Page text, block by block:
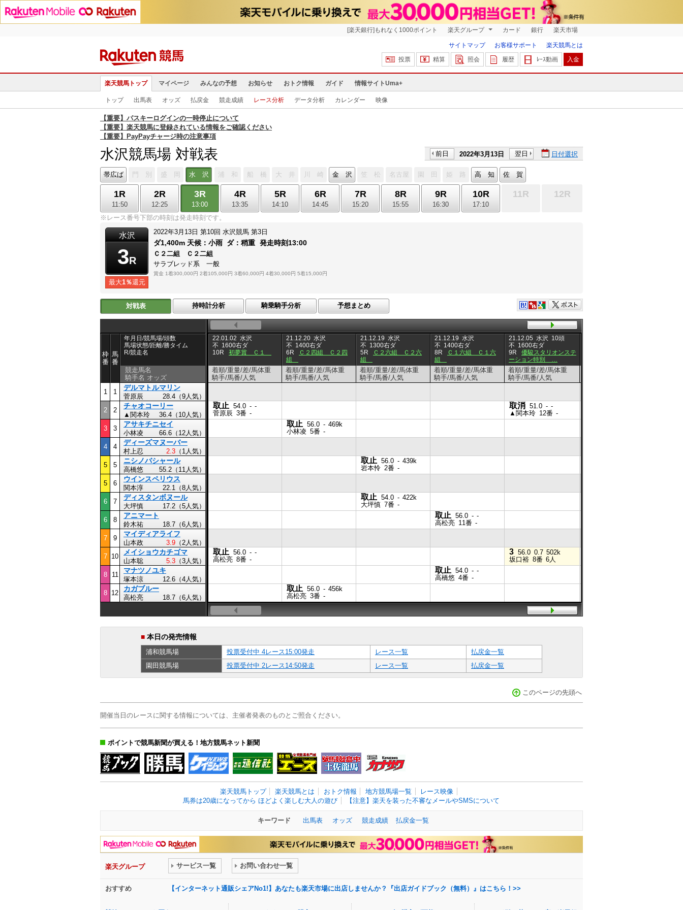
[楽天銀行]もれなく1000ポイント 楽天グループ カード 銀行 楽天市場
サイトマップ お客様サポート
楽天競馬とは
投票
精算 照会 履歴 ﾚｰｽ動画 入金
楽天競馬トップ マイページ みんなの予想 お知らせ おトク情報 ガイド 情報サイトUma+
トップ 出馬表 オッズ 払戻金 競走成績 レース分析 データ分析 カレンダー 映像
【重要】パスキーログインの一時停止について
【重要】楽天競馬に登録されている情報をご確認ください
【重要】PayPayチャージ時の注意事項
水沢競馬場 対戦表 前日 2022年3月13日 翌日 日付選択
帯広ば 門 別 盛 岡 水 沢 浦 和 船 橋 大 井 川 崎 金 沢 笠 松 名古屋 園 田 姫 路 高 知 佐 賀
1R
11:50
2R
12:25
3R
13:00
4R
13:35
5R
14:10
6R
14:45
7R
15:20
8R
15:55
9R
16:30
10R
17:10
11R 12R
※レース番号下部の時刻は発走時刻です。
水沢
3R
最大1％還元
2022年3月13日 第10回 水沢競馬 第3日
ダ1,400m 天候： 小雨 ダ：稍重 発走時刻13:00
Ｃ２二組 Ｃ２二組
サラブレッド系 一般
賞金 1着300,000円 2着105,000円 3着60,000円 4着30,000円 5着15,000円
対戦表 持時計分析 騎乗騎手分析 予想まとめ
枠
番
馬
番
年月日/競馬場/頭数
馬場状態/距離/勝タイム
R/競走名
競走馬名
騎手名 オッズ
1
1
デルマトルマリン
菅原辰
28.4（9人気）
2
2
チャオコーリー
▲関本玲
36.4（10人気）
3
3
アサキチニセイ
小林凌
66.6（12人気）
4
4
ディーズマヌーバー
村上忍 2.3 （1人気）
5
5
ニシノバシャール
高橋悠
55.2（11人気）
5
6
ウインスペリウス
関本淳
22.1（8人気）
6
7
ディスタンボヌール
大坪慎
17.2（5人気）
6
8
アニマート
鈴木祐
18.7（6人気）
7
9
マイディアライフ
山本政 3.9 （2人気）
7
10
メイショウカチゴマ
山本聡 5.3 （3人気）
8
11
マナツノユキ
塚本涼
12.6（4人気）
8
12
カガブルー
高松亮 18.7（6人気）
22.01.02 水沢
不 1600右ダ
10R
初夢賞 Ｃ１
21.12.20 水沢
不 1400右ダ
6R
Ｃ２四組 Ｃ２四
組
21.12.19 水沢
不 1300右ダ
5R
Ｃ２六組 Ｃ２六
組
21.12.19 水沢
不 1400右ダ
8R
Ｃ１六組 Ｃ１六
組
21.12.05 水沢 10頭
不 1600右ダ
9R
優駿スタリオンステ
ーション特別 …
着順/重量/差/馬体重
騎手/馬番/人気
着順/重量/差/馬体重
騎手/馬番/人気
着順/重量/差/馬体重
騎手/馬番/人気
着順/重量/差/馬体重
騎手/馬番/人気
着順/重量/差/馬体重
騎手/馬番/人気
取止 54.0 - -
菅原辰 3番 -
取消 51.0 - -
▲関本玲 12番 -
取止 56.0 - 469k
小林凌 5番 -
取止 56.0 - 439k
岩本怜 2番 -
取止 54.0 - 422k
大坪慎 7番 -
取止 56.0 - -
高松亮 11番 -
取止 56.0 - -
高松亮 8番 -
3 56.0 0.7 502k
坂口裕 8番 6人
取止 54.0 - -
高橋悠 4番 -
取止 56.0 - 456k
高松亮 3番 -
■ 本日の発売情報
浦和競馬場 投票受付中 4レース15:00発走 レース一覧
払戻金一覧
園田競馬場 投票受付中 2レース14:50発走 レース一覧 払戻金一覧
このページの先頭へ
開催当日のレースに関する情報については、主催者発表のものとご照合ください。
ポイントで競馬新聞が買える！地方競馬ネット新聞
楽天競馬トップ 楽天競馬とは おトク情報 地方競馬場一覧
レース映像
馬券は20歳になってから ほどよく楽しむ大人の遊び
【注意】楽天を装った不審なメールやSMSについて
キーワード 出馬表 オッズ 競走成績 払戻金一覧
楽天グループ サービス一覧 お問い合わせ一覧
おすすめ 【インターネット通販シェアNo1!】あなたも楽天市場に出店しませんか？『出店ガイドブック（無料）』はこちら！>>